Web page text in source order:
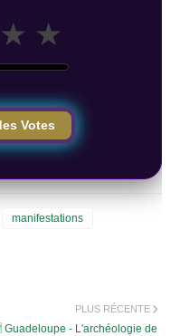
★ ★
Votes
manifestations
PLUS RÉCENTE
Guadeloupe - L'archéologie de